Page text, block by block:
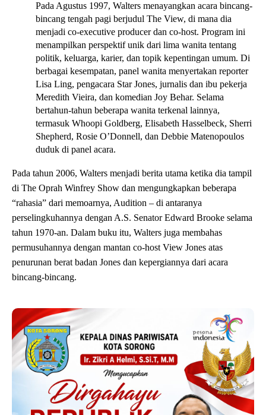
Pada Agustus 1997, Walters menayangkan acara bincang-
bincang tengah pagi berjudul The View, di mana dia
menjadi co-executive producer dan co-host. Program ini
menampilkan perspektif unik dari lima wanita tentang
politik, keluarga, karier, dan topik kepentingan umum. Di
berbagai kesempatan, panel wanita menyertakan reporter
Lisa Ling, pengacara Star Jones, jurnalis dan ibu pekerja
Meredith Vieira, dan komedian Joy Behar. Selama
bertahun-tahun beberapa wanita terkenal lainnya,
termasuk Whoopi Goldberg, Elisabeth Hasselbeck, Sherri
Shepherd, Rosie O’Donnell, dan Debbie Matenopoulos
duduk di panel acara.
Pada tahun 2006, Walters menjadi berita utama ketika dia tampil
di The Oprah Winfrey Show dan mengungkapkan beberapa
“rahasia” dari memoarnya, Audition – di antaranya
perselingkuhannya dengan A.S. Senator Edward Brooke selama
tahun 1970-an. Dalam buku itu, Walters juga membahas
permusuhannya dengan mantan co-host View Jones atas
penurunan berat badan Jones dan kepergiannya dari acara
bincang-bincang.